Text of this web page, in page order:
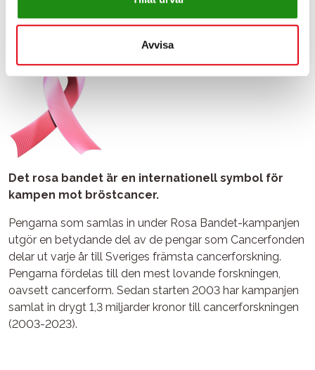
Avvisa
här.
Det rosa bandet är en internationell symbol för
kampen mot bröstcancer.
Pengarna som samlas in under Rosa Bandet-kampanjen
utgör en betydande del av de pengar som Cancerfonden
delar ut varje år till Sveriges främsta cancerforskning.
Pengarna fördelas till den mest lovande forskningen,
oavsett cancerform.​ Sedan starten 2003 har kampanjen
samlat in drygt 1,3 miljarder kronor till cancerforskningen
(2003-2023).